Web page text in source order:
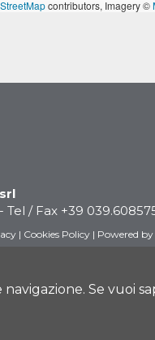
Se vuoi
Tel / Fax +39
| Cookies Policy| Powered